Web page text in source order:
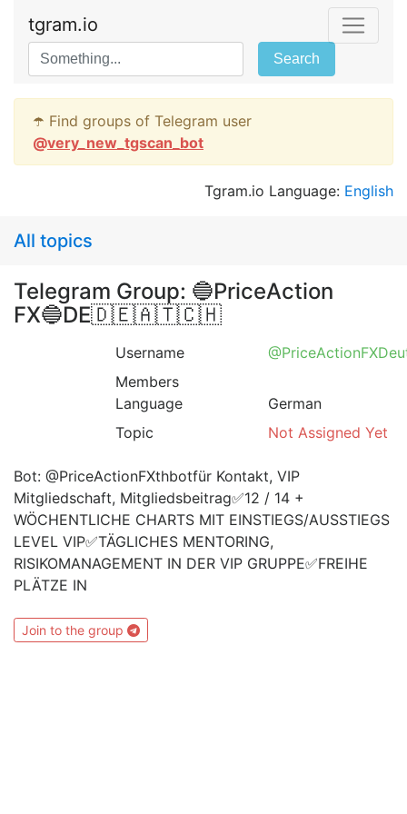
tgram.io
Search
☂️ Find groups of Telegram user
@very_new_tgscan_bot
Tgram.io Language: English
All topics
Telegram Group: 🔵PriceAction
FX🔵DE🇩🇪🇦🇹🇨🇭
Username
Members
Language
German
Topic
Not Assigned Yet
Bot: @PriceActionFXthbotfür Kontakt, VIP
Mitgliedschaft, Mitgliedsbeitrag✅12 / 14 +
WÖCHENTLICHE CHARTS MIT EINSTIEGS/AUSSTIEGS
LEVEL VIP✅TÄGLICHES MENTORING,
RISIKOMANAGEMENT IN DER VIP GRUPPE✅FREIHE
PLÄTZE IN
Join to the group